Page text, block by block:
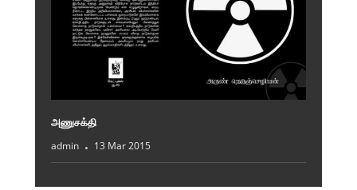
அணுசக்தி
admin 13 Mar 2015